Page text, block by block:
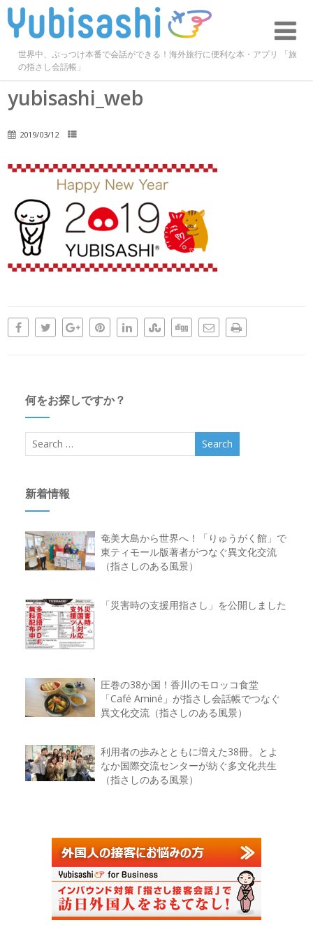
世界中、ぶっつけ本番で会話ができる！海外旅行に便利な本・アプリ 「旅
の指さし会話帳」
yubisashi_web
2019/03/12
何をお探しですか？
新着情報
奄美大島から世界へ！「りゅうがく館」で
東ティモール版著者がつなぐ異文化交流
（指さしのある風景）
「災害時の支援用指さし」を公開しました
圧巻の38か国！香川のモロッコ食堂
「Café Aminé」が指さし会話帳でつなぐ
異文化交流（指さしのある風景）
利用者の歩みとともに増えた38冊。とよ
なか国際交流センターが紡ぐ多文化共生
（指さしのある風景）